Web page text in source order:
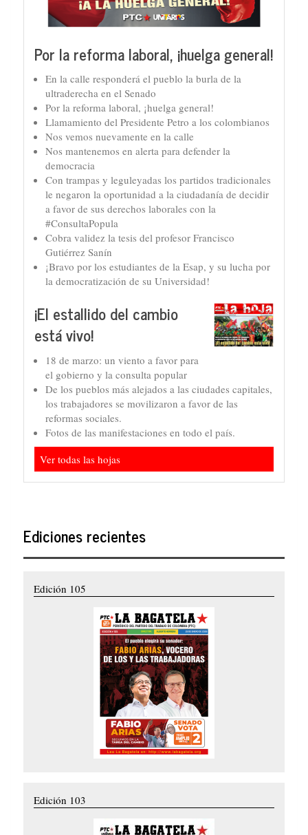
Por la reforma laboral, ¡huelga general!
En la calle responderá el pueblo la burla de la
ultraderecha en el Senado
Por la reforma laboral, ¡huelga general!
Llamamiento del Presidente Petro a los colombianos
Nos vemos nuevamente en la calle
Nos mantenemos en alerta para defender la
democracia
Con trampas y leguleyadas los partidos tradicionales
le negaron la oportunidad a la ciudadanía de decidir
a favor de sus derechos laborales con la
#ConsultaPopula
Cobra validez la tesis del profesor Francisco
Gutiérrez Sanín
¡Bravo por los estudiantes de la Esap, y su lucha por
la democratización de su Universidad!
¡El estallido del cambio
está vivo!
18 de marzo: un viento a favor para
el gobierno y la consulta popular
De los pueblos más alejados a las ciudades capitales,
los trabajadores se movilizaron a favor de las
reformas sociales.
Fotos de las manifestaciones en todo el país.
Ver todas las hojas
Ediciones recientes
Edición 105
Edición 103